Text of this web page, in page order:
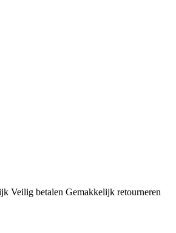
Veilig betalen Gemakkelijk retourneren